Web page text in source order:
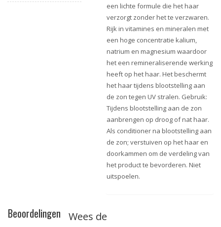
een lichte formule die het haar
verzorgt zonder het te verzwaren.
Rijk in vitamines en mineralen met
een hoge concentratie kalium,
natrium en magnesium waardoor
het een remineraliserende werking
heeft op het haar. Het beschermt
het haar tijdens blootstelling aan
de zon tegen UV stralen. Gebruik:
Tijdens blootstelling aan de zon
aanbrengen op droog of nat haar.
Als conditioner na blootstelling aan
de zon; verstuiven op het haar en
doorkammen om de verdeling van
het product te bevorderen. Niet
uitspoelen.
Beoordelingen
Wees de